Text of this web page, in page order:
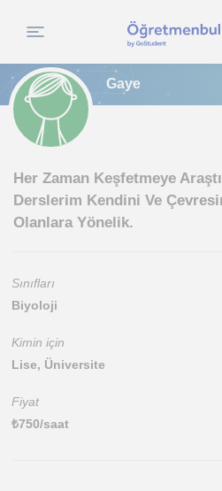
Gaye
Her Zaman Keşfetmeye
Derslerim Kendini Ve
Olanlara Yönelik.
Sınıfları
Biyoloji
Kimin için
Lise, Üniversite
Fiyat
₺750/saat